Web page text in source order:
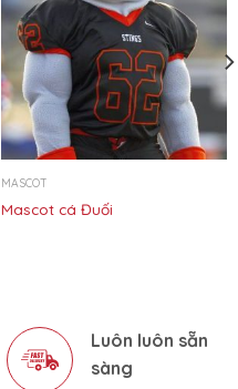
MASCOT
Mascot cá Đuối
Luôn luôn sẵn
sàng